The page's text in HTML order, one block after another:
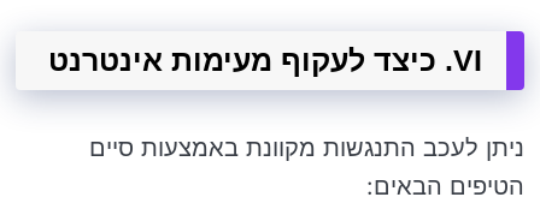
VI. כיצד לעקוף מעימות אינטרנט
ניתן לעכב התנגשות מקוונת באמצעות סיים
הטיפים הבאים: